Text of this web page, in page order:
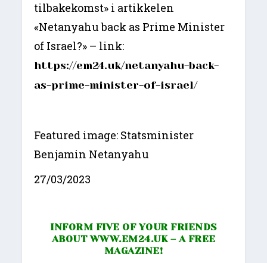
tilbakekomst» i artikkelen
«Netanyahu back as Prime Minister
of Israel?» – link:
https://em24.uk/netanyahu-back-
as-prime-minister-of-israel/
Featured image: Statsminister
Benjamin Netanyahu
27/03/2023
INFORM FIVE OF YOUR FRIENDS
ABOUTWWW.EM24.UK– A FREE
MAGAZINE!